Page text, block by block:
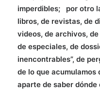
imperdibles; por otro
libros, de revistas, de
videos, de archivos,
de especiales, de
inencontrables”, de
de lo que acumulamos
aparte de saber